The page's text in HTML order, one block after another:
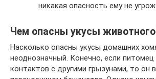
никакая опасность ему не
Чем опасны укусы
Насколько опасны укусы домашних
неоднозначный. Конечно, если питомец
контактов с другими грызунами, то он